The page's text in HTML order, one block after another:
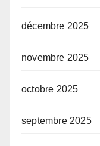
décembre 2025
novembre 2025
octobre 2025
septembre 2025